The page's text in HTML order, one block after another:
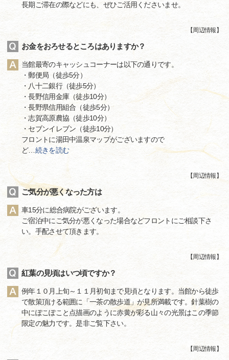
長期ご滞在の際などにも、ぜひご活用くださいませ。
【周辺情報 】
お金をおろせるところはありますか？
当館最寄のキャッシュコーナーは以下の通りです。
・郵便局（徒歩5分）
・八十二銀行（徒歩5分）
・長野信用金庫（徒歩10分）
・長野県信用組合（徒歩5分）
・志賀高原農協（徒歩10分）
・セブンイレブン（徒歩10分）
フロントに湯田中温泉マップがございますので
ど… 続きを読む
【周辺情報 】
ご気分が悪くなった方は
車15分に総合病院がございます。
ご宿泊中にご気分が悪くなった場合などフロントにご相談下さ
い。手配させて頂きます。
【周辺情報 】
紅葉の見頃はいつ頃ですか？
例年１０月上旬～１１月初旬まで見頃となります。当館から徒歩
で散策頂ける範囲に「一茶の散歩道」が見所満載です。針葉樹の
中にぽこぽこと点描画のように赤黄が彩る山々の光景はこの季節
限定の魅力です。是非ご覧下さい。
【周辺情報 】